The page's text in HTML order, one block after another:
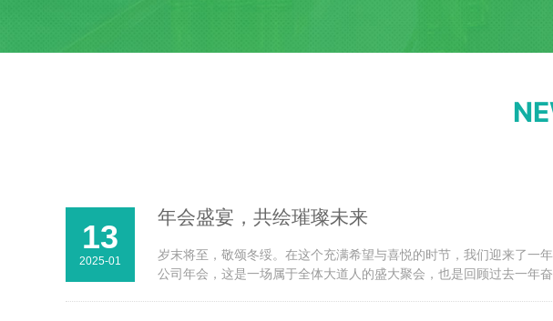
13
2025-01
年会盛宴，共绘璀璨未来
岁末将至，敬颂冬绥。在这个充满希望与喜悦的时节，我们迎来了一
公司年会，这是一场属于全体大道人的盛大聚会，也是回顾过去一年